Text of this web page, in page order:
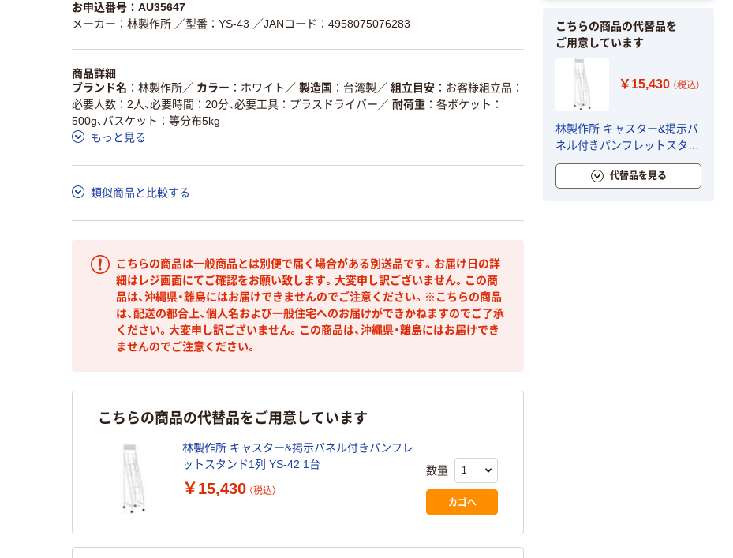
お申込番号：AU35647
メーカー：林製作所 ／型番：YS-43 ／JANコード：4958075076283
商品詳細
ブランド名
林製作所／ カラー ホワイト ／ 製造国 台湾製／ 組立目安
お客様組立品：
必要人数：2人、必要時間：20分、必要工具：プラスドライバー ／ 耐荷重
各ポケット：
500g、バスケット：等分布5kg
もっと見る
類似商品と比較する
こちらの商品は一般商品とは別便で届く場合がある別送品です。お届け日の詳
細はレジ画面にてご確認をお願い致します。大変申し訳ございません。この商
品は、沖縄県・離島にはお届けできませんのでご注意ください。※こちらの商品
は、配送の都合上、個人名および一般住宅へのお届けができかねますのでご了承
ください。大変申し訳ございません。この商品は、沖縄県・離島にはお届けでき
ませんのでご注意ください。
こちらの商品の代替品をご用意しています
林製作所 キャスター&掲示パネル付きパンフレ
ットスタンド1列 YS-42 1台
￥15,430 （税込）
数量
カゴへ
こちらの商品の代替品を
ご用意しています
￥15,430 （税込）
林製作所 キャスター&掲示パ
ネル付きパンフレットスタン
ド1列 YS-42 1台
代替品を見る